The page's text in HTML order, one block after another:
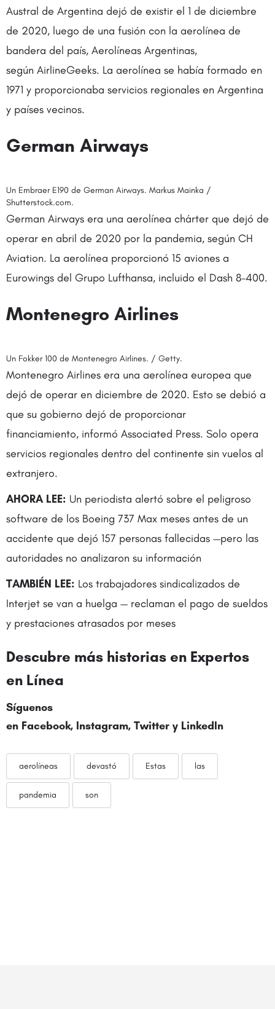
Austral de Argentina dejó de existir el 1 de diciembre
de 2020, luego de una fusión con la aerolínea de
bandera del país, Aerolíneas Argentinas,
según AirlineGeeks. La aerolínea se había formado en
1971 y proporcionaba servicios regionales en Argentina
y países vecinos.
German Airways
Un Embraer E190 de German Airways. Markus Mainka /
Shutterstock.com.
German Airways era una aerolínea chárter que dejó de
operar en abril de 2020 por la pandemia, según CH
Aviation. La aerolínea proporcionó 15 aviones a
Eurowings del Grupo Lufthansa, incluido el Dash 8-400.
Montenegro Airlines
Un Fokker 100 de Montenegro Airlines. / Getty.
Montenegro Airlines era una aerolínea europea que
dejó de operar en diciembre de 2020. Esto se debió a
que su gobierno dejó de proporcionar
financiamiento, informó Associated Press. Solo opera
servicios regionales dentro del continente sin vuelos al
extranjero.
AHORA LEE: Un periodista alertó sobre el peligroso
software de los Boeing 737 Max meses antes de un
accidente que dejó 157 personas fallecidas —pero las
autoridades no analizaron su información
TAMBIÉN LEE: Los trabajadores sindicalizados de
Interjet se van a huelga — reclaman el pago de sueldos
y prestaciones atrasados por meses
Descubre más historias en Expertos
en Línea
Síguenos
en Facebook, Instagram, Twitter y LinkedIn
aerolíneas devastó Estas las
pandemia son